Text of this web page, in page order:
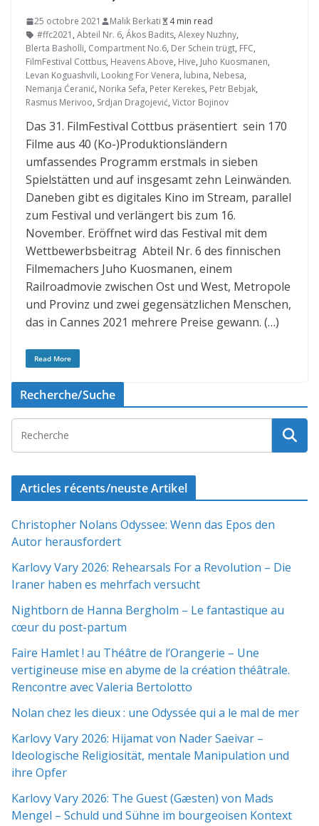
25 octobre 2021 Malik Berkati
4 min read
#ffc2021 , Abteil Nr. 6, Ákos Badits, Alexey Nuzhny,
Blerta Basholli, Compartment No.6, Der Schein trügt, FFC,
FilmFestival Cottbus, Heavens Above, Hive, Juho Kuosmanen,
Levan Koguashvili, Looking For Venera, lubina, Nebesa,
Nemanja Ćeranić, Norika Sefa, Peter Kerekes, Petr Bebjak,
Rasmus Merivoo, Srdjan Dragojević, Victor Bojinov
Das 31. FilmFestival Cottbus präsentiert sein 170
Filme aus 40 (Ko-)Produktionsländern
umfassendes Programm erstmals in sieben
Spielstätten und auf insgesamt zehn Leinwänden.
Daneben gibt es digitales Kino im Stream, parallel
zum Festival und verlängert bis zum 16.
November. Eröffnet wird das Festival mit dem
Wettbewerbsbeitrag Abteil Nr. 6 des finnischen
Filmemachers Juho Kuosmanen, einem
Railroadmovie zwischen Ost und West, Metropole
und Provinz und zwei gegensätzlichen Menschen,
das in Cannes 2021 mehrere Preise gewann. (…)
Read More
Recherche/Suche
Articles récents/neuste Artikel
Christopher Nolans Odyssee: Wenn das Epos den
Autor herausfordert
Karlovy Vary 2026: Rehearsals For a Revolution – Die
Iraner haben es mehrfach versucht
Nightborn de Hanna Bergholm – Le fantastique au
cœur du post-partum
Faire Hamlet ! au Théâtre de l’Orangerie – Une
vertigineuse mise en abyme de la création théâtrale.
Rencontre avec Valeria Bertolotto
Nolan chez les dieux : une Odyssée qui a le mal de mer
Karlovy Vary 2026: Hijamat von Nader Saeivar​​ –
Ideologische Religiosität, mentale Manipulation und
ihre Opfer
Karlovy Vary 2026: The Guest (Gæsten) von Mads
Mengel – Schuld und Sühne im bourgeoisen Kontext